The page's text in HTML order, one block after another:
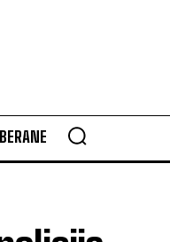
BERANE